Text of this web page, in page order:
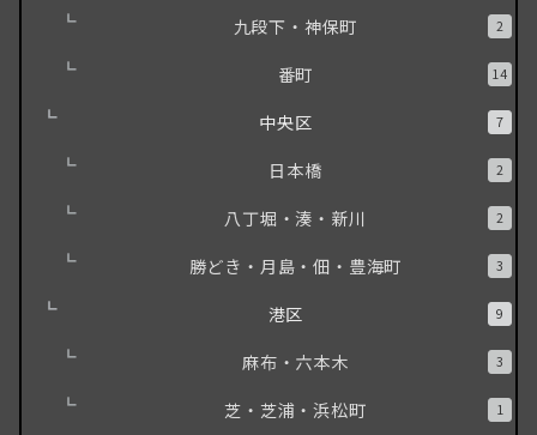
九段下・神保町 2
番町 14
中央区 7
日本橋 2
八丁堀・湊・新川 2
勝どき・月島・佃・豊海町 3
港区 9
麻布・六本木 3
芝・芝浦・浜松町 1